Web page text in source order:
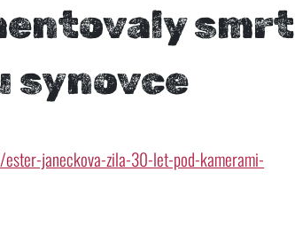
smrt
synovce
janeckova-zila-30-let-pod-kamerami-